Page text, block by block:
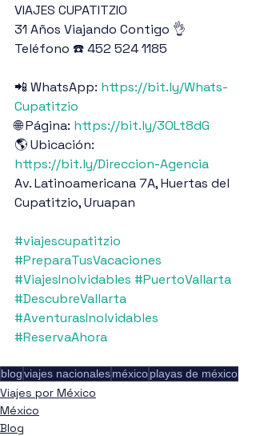
VIAJES CUPATITZIO
31 Años Viajando Contigo 👌
Teléfono ☎️ 452 524 1185
📲 WhatsApp: https://bit.ly/Whats-
Cupatitzio
🌐 Página: https://bit.ly/3OLt8dG
🌎 Ubicación:
https://bit.ly/Direccion-Agencia
Av. Latinoamericana 7A, Huertas del
Cupatitzio, Uruapan
#viajescupatitzio
#PreparaTusVacaciones
#ViajesInolvidables #PuertoVallarta
#DescubreVallarta
#AventurasInolvidables
#ReservaAhora
blogviajes nacionalesméxicoplayas de méxico
Viajes por México
México
Blog